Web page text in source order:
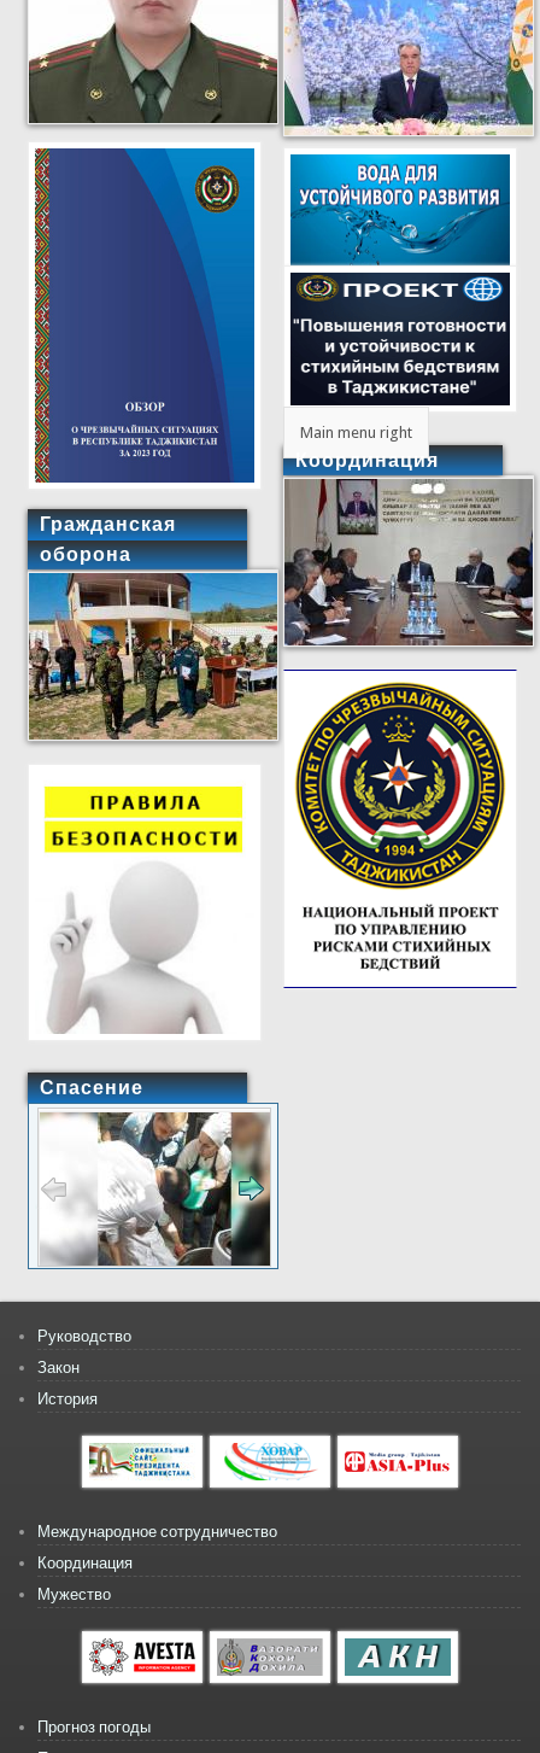
Гражданская
оборона
Спасение
Main menu right
Координация
Руководство
Закон
История
Международное сотрудничество
Координация
Мужество
Прогноз погоды